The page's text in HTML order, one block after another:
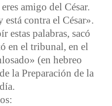
amigo del César.
está contra el César».
estas palabras, sacó
en el tribunal, en el
(en hebreo
la Preparación de la